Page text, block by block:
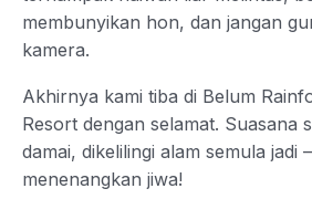
membunyikan hon, dan jangan
kamera.
Akhirnya kami tiba di Belum
Resort dengan selamat. Suasana
damai, dikelilingi alam semula
menenangkan jiwa!